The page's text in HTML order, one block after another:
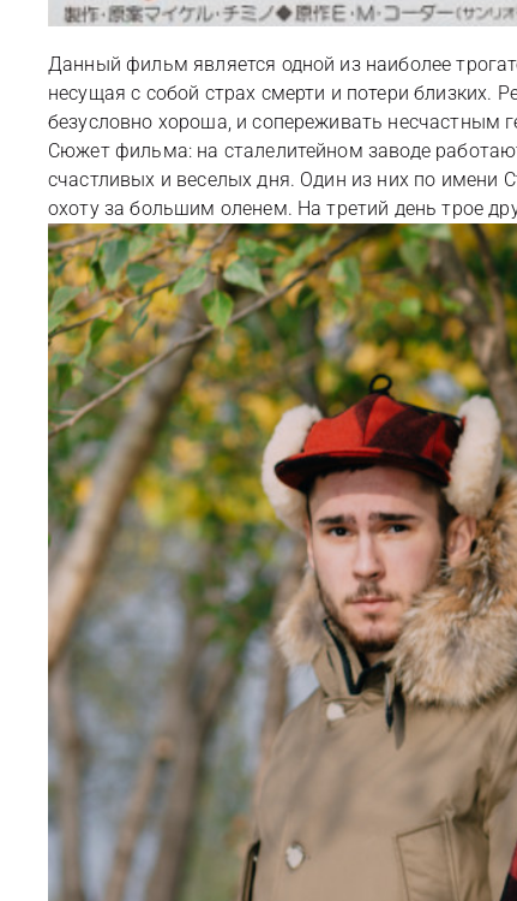
Данный фильм является одной из наиболее
несущая с собой страх смерти и потери
безусловно хороша, и сопереживать несчастным
Сюжет фильма: на сталелитейном заводе
счастливых и веселых дня. Один из них по имени
охоту за большим оленем. На третий день трое